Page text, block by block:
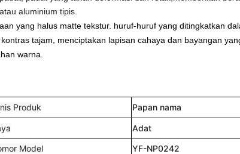
aluminium tipis.
yang halus matte tekstur. huruf-huruf yang ditingkatkan
tajam, menciptakan lapisan cahaya dan bayangan
warna.
Produk Papan nama
Adat
Model
YF-NP0242